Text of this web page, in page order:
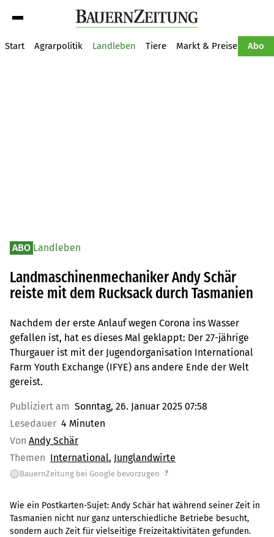
Start Agrarpolitik Landleben Tiere Markt & Preise Abo
ABO Landleben
Landmaschinenmechaniker Andy Schär
reiste mit dem Rucksack durch Tasmanien
Nachdem der erste Anlauf wegen Corona ins Wasser
gefallen ist, hat es dieses Mal geklappt: Der 27-jährige
Thurgauer ist mit der Jugendorganisation International
Farm Youth Exchange (IFYE) ans andere Ende der Welt
gereist.
Publiziert am Sonntag, 26. Januar 2025 07:58
Lesedauer 4 Minuten
Von Andy Schär
Themen International Junglandwirte
G BauernZeitung bei Google bevorzugen ?
Wie ein Postkarten-Sujet: Andy Schär hat während seiner Zeit in
Tasmanien nicht nur ganz unterschiedliche Betriebe besucht,
sondern auch Zeit für vielseitige Freizeitaktivitäten gefunden.